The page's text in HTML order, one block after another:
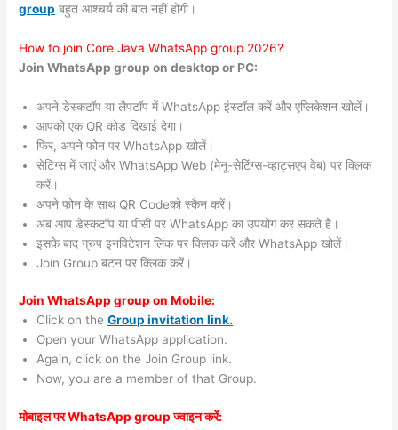
group बहुत आश्चर्य की बात नहीं होगी।
How to join Core Java WhatsApp group 2026?
Join WhatsApp group on desktop or PC:
अपने डेस्कटॉप या लैपटॉप में WhatsApp इंस्टॉल करें और एप्लिकेशन खोलें।
आपको एक QR कोड दिखाई देगा।
फिर, अपने फोन पर WhatsApp खोलें।
सेटिंग्स में जाएं और WhatsApp Web (मेनू-सेटिंग्स-व्हाट्सएप वेब) पर क्लिक
करें।
अपने फोन के साथ QR Codeको स्कैन करें।
अब आप डेस्कटॉप या पीसी पर WhatsApp का उपयोग कर सकते हैं।
इसके बाद ग्रुप इनविटेशन लिंक पर क्लिक करें और WhatsApp खोलें।
Join Group बटन पर क्लिक करें।
Join WhatsApp group on Mobile:
Click on theGroup invitation link.
Open your WhatsApp application.
Again, click on the Join Group link.
Now, you are a member of that Group.
मोबाइल पर WhatsApp group ज्वाइन करें: